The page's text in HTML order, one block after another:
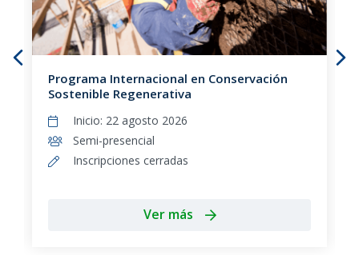
Programa Internacional en Conservación
Sostenible Regenerativa
Inicio: 22 agosto 2026
Semi-presencial
Inscripciones cerradas
Ver más